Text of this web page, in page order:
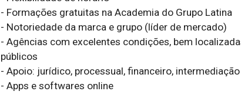
- Formações gratuitas na Academia do Grupo Latina
- Notoriedade da marca e grupo (líder de mercado)
- Agências com excelentes condições, bem
públicos
- Apoio: jurídico, processual, financeiro,
- Apps e softwares online